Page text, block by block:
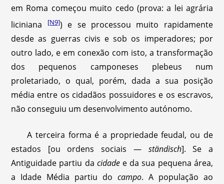
em Roma começou muito cedo (prova: a lei agrária
liciniana
[N9]) e se processou muito rapidamente
desde as guerras civis e sob os imperadores; por
outro lado, e em conexão com isto, a transformação
dos pequenos camponeses plebeus num
proletariado, o qual, porém, dada a sua posição
média entre os cidadãos possuidores e os escravos,
não conseguiu um desenvolvimento autónomo.
A terceira forma é a propriedade feudal, ou de
estados [ou ordens sociais — ständisch]. Se a
Antiguidade partiu da cidadee da sua pequena área,
a Idade Média partiu do campo. A população ao